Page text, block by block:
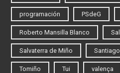
programación PSdeG
Roberto Mansilla Blanco
Salvaterra de Miño
Tomiño Tui valença